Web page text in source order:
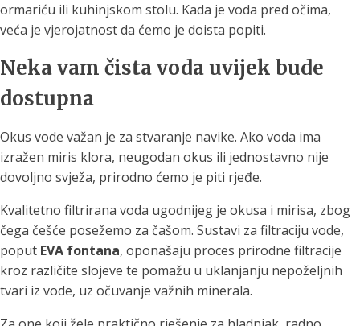
ormariću ili kuhinjskom stolu. Kada je voda pred očima,
veća je vjerojatnost da ćemo je doista popiti.
Neka vam čista voda uvijek bude
dostupna
Okus vode važan je za stvaranje navike. Ako voda ima
izražen miris klora, neugodan okus ili jednostavno nije
dovoljno svježa, prirodno ćemo je piti rjeđe.
Kvalitetno filtrirana voda ugodnijeg je okusa i mirisa, zbog
čega češće posežemo za čašom. Sustavi za filtraciju vode,
poput EVA fontana, oponašaju proces prirodne filtracije
kroz različite slojeve te pomažu u uklanjanju nepoželjnih
tvari iz vode, uz očuvanje važnih minerala.